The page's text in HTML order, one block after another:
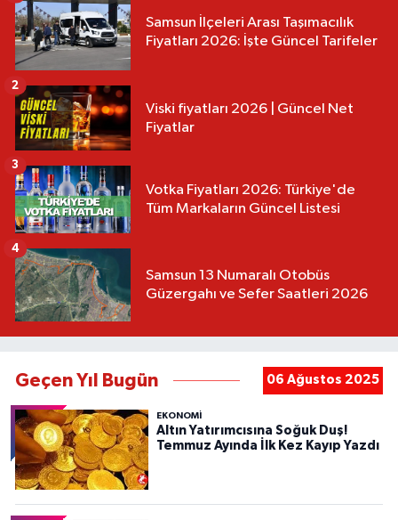
Samsun İlçeleri Arası Taşımacılık
Fiyatları 2026: İşte Güncel Tarifeler
Viski fiyatları 2026 | Güncel Net
Fiyatlar
2
Votka Fiyatları 2026: Türkiye'de
Tüm Markaların Güncel Listesi
3
Samsun 13 Numaralı Otobüs
Güzergahı ve Sefer Saatleri 2026
4
Geçen Yıl Bugün 06 Ağustos 2025
EKONOMİ
Altın Yatırımcısına Soğuk Duş!
Temmuz Ayında İlk Kez Kayıp Yazdı